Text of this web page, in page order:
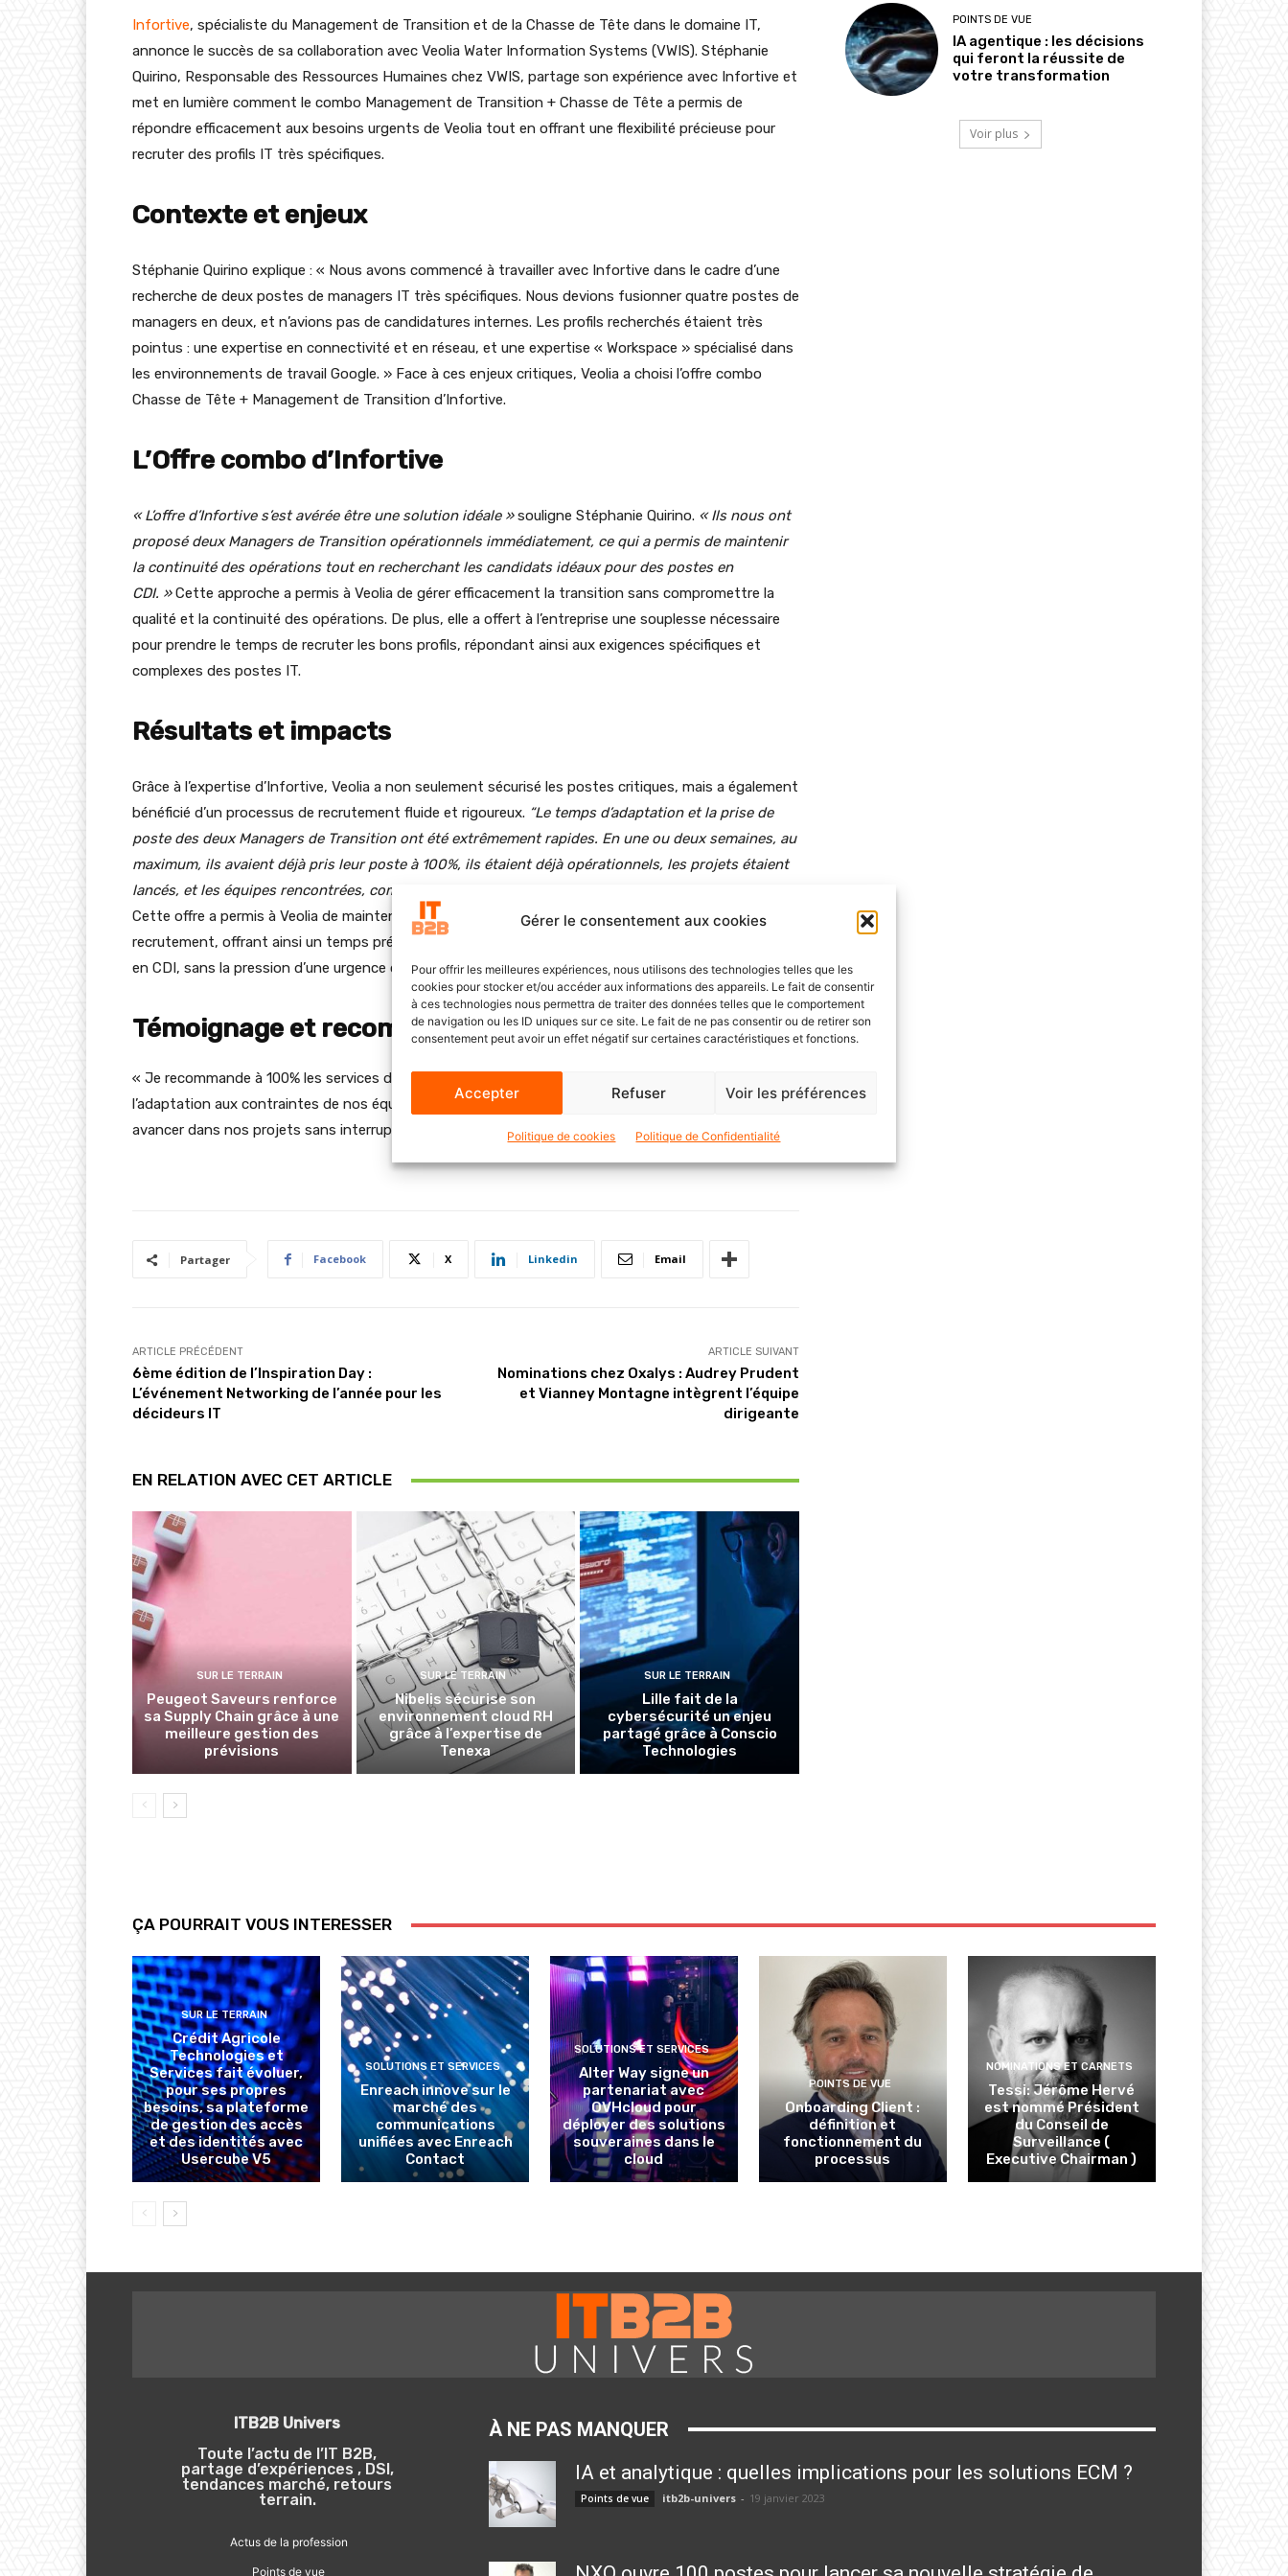
Gérer le consentement aux cookies
Pour offrir les meilleures expériences, nous utilisons des technologies telles que les
cookies pour stocker et/ou accéder aux informations des appareils. Le fait de consentir
à ces technologies nous permettra de traiter des données telles que le comportement
de navigation ou les ID uniques sur ce site. Le fait de ne pas consentir ou de retirer son
consentement peut avoir un effet négatif sur certaines caractéristiques et fonctions.
Accepter Refuser Voir les préférences
Politique de cookies Politique de Confidentialité
Infortive, spécialiste du Management de Transition et de la Chasse de Tête dans le domaine IT,
annonce le succès de sa collaboration avec Veolia Water Information Systems (VWIS). Stéphanie
Quirino, Responsable des Ressources Humaines chez VWIS, partage son expérience avec Infortive et
met en lumière comment le combo Management de Transition + Chasse de Tête a permis de
répondre efficacement aux besoins urgents de Veolia tout en offrant une flexibilité précieuse pour
recruter des profils IT très spécifiques.
Contexte et enjeux
Stéphanie Quirino explique : « Nous avons commencé à travailler avec Infortive dans le cadre d’une
recherche de deux postes de managers IT très spécifiques. Nous devions fusionner quatre postes de
managers en deux, et n’avions pas de candidatures internes. Les profils recherchés étaient très
pointus : une expertise en connectivité et en réseau, et une expertise « Workspace » spécialisé dans
les environnements de travail Google. » Face à ces enjeux critiques, Veolia a choisi l’offre combo
Chasse de Tête + Management de Transition d’Infortive.
L’Offre combo d’Infortive
« L’offre d’Infortive s’est avérée être une solution idéale »souligne Stéphanie Quirino. « Ils nous ont
proposé deux Managers de Transition opérationnels immédiatement, ce qui a permis de maintenir
la continuité des opérations tout en recherchant les candidats idéaux pour des postes en
CDI. »Cette approche a permis à Veolia de gérer efficacement la transition sans compromettre la
qualité et la continuité des opérations. De plus, elle a offert à l’entreprise une souplesse nécessaire
pour prendre le temps de recruter les bons profils, répondant ainsi aux exigences spécifiques et
complexes des postes IT.
Résultats et impacts
Grâce à l’expertise d’Infortive, Veolia a non seulement sécurisé les postes critiques, mais a également
bénéficié d’un processus de recrutement fluide et rigoureux. “Le temps d’adaptation et la prise de
poste des deux Managers de Transition ont été extrêmement rapides. En une ou deux semaines, au
maximum, ils avaient déjà pris leur poste à 100%, ils étaient déjà opérationnels, les projets étaient
lancés, et les équipes rencontrées, comme s’ils avaient toujours été là.”,
Cette offre a permis à Veolia de maintenir un niveau de performance élevé pendant la période de
recrutement, offrant ainsi un temps précieux pour identifier les candidats parfaits pour des postes
en CDI, sans la pression d’une urgence opérationnelle.
Témoignage et recommandation
« Je recommande à 100% les services d’Infortive, » déclare Stéphanie Quirino. « Le suivi rigoureux et
l’adaptation aux contraintes de nos équipes ont été essentiels. Grâce à Infortive, nous avons pu
avancer dans nos projets sans interruption et avec une grande sérénité. »
Partager Facebook X Linkedin Email
ARTICLE PRÉCÉDENT
6ème édition de l’Inspiration Day :
L’événement Networking de l’année pour les
décideurs IT
ARTICLE SUIVANT
Nominations chez Oxalys : Audrey Prudent
et Vianney Montagne intègrent l’équipe
dirigeante
EN RELATION AVEC CET ARTICLE
SUR LE TERRAIN
Peugeot Saveurs renforce
sa Supply Chain grâce à une
meilleure gestion des
prévisions
SUR LE TERRAIN
Nibelis sécurise son
environnement cloud RH
grâce à l’expertise de
Tenexa
SUR LE TERRAIN
Lille fait de la
cybersécurité un enjeu
partagé grâce à Conscio
Technologies
POINTS DE VUE
IA agentique : les décisions
qui feront la réussite de
votre transformation
Voir plus
ÇA POURRAIT VOUS INTERESSER
SUR LE TERRAIN
Crédit Agricole
Technologies et
Services fait évoluer,
pour ses propres
besoins, sa plateforme
de gestion des accès
et des identités avec
Usercube V5
SOLUTIONS ET SERVICES
Enreach innove sur le
marché des
communications
unifiées avec Enreach
Contact
SOLUTIONS ET SERVICES
Alter Way signe un
partenariat avec
OVHcloud pour
déployer des solutions
souveraines dans le
cloud
POINTS DE VUE
Onboarding Client :
définition et
fonctionnement du
processus
NOMINATIONS ET CARNETS
Tessi: Jérôme Hervé
est nommé Président
du Conseil de
Surveillance (
Executive Chairman )
ITB2B Univers
Toute l’actu de l’IT B2B,
partage d’expériences , DSI,
tendances marché, retours
terrain.
Actus de la profession
Points de vue
À NE PAS MANQUER
IA et analytique : quelles implications pour les solutions ECM ?
Points de vue itb2b-univers - 19 janvier 2023